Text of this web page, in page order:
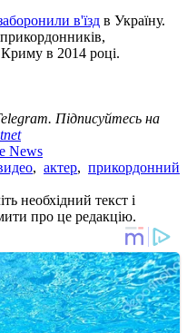
в'їзд в Україну.
в 2014 році.
Підписуйтесь на
News
, актер, прикордонний
необхідний текст і
про це редакцію.